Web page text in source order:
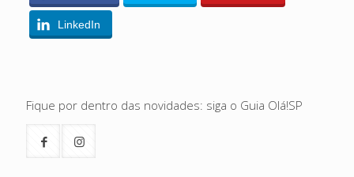
LinkedIn
Fique por dentro das novidades: siga o Guia Olá!SP